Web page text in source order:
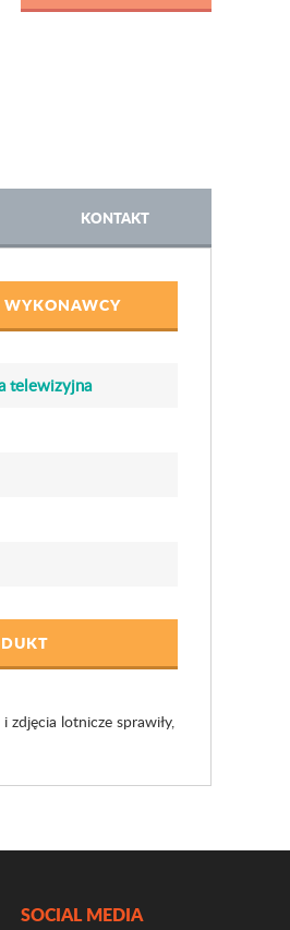
KONTAKT
WYKONAWCY
telewizyjna
lotnicze sprawiły,
SOCIAL MEDIA